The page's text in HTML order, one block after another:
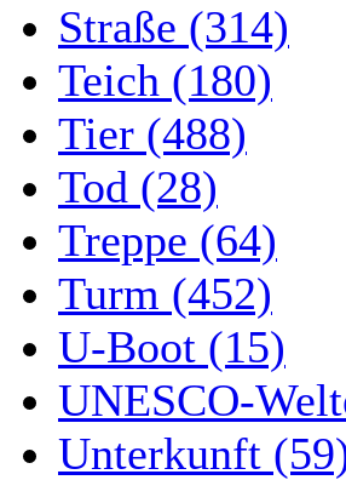
Straße (314)
Teich (180)
Tier (488)
Tod (28)
Treppe (64)
Turm (452)
U-Boot (15)
UNESCO-
Unterkunft